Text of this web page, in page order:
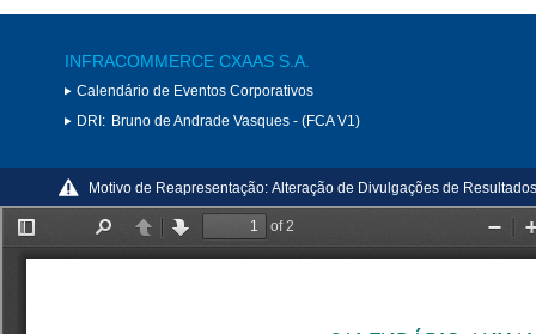
INFRACOMMERCE CXAAS S.A.
Calendário de Eventos Corporativos
DRI: Bruno de Andrade Vasques - (FCA V1)
Motivo de Reapresentação: Alteração de Divulgações de